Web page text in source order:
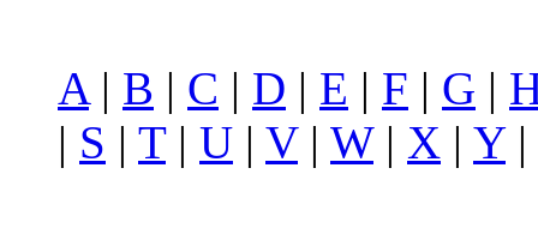
A | B | C | D | E | F | G |
| S | T| U | V| W| X | Y|